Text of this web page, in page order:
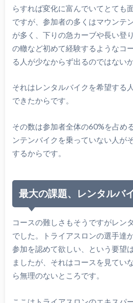
らすれば変化に富んでいてとても
ですが、参加者の多くはマウンテ
が多く、下りの急カーブや長い登
の轍など初めて経験するようなコ
る人が少なからず出るのではない
それはレンタルバイクを希望する
できたからです。
その数は参加者全体の60%を占め
ンテンバイクを乗っていない人が
するからです。
最大の課題、レンタルバ
コースの難しさもそうですがレン
でした。トライアスロンの選手達
参加を認めて欲しい、という要望
ましたが、それはコースを見てい
ら無理のないところです。